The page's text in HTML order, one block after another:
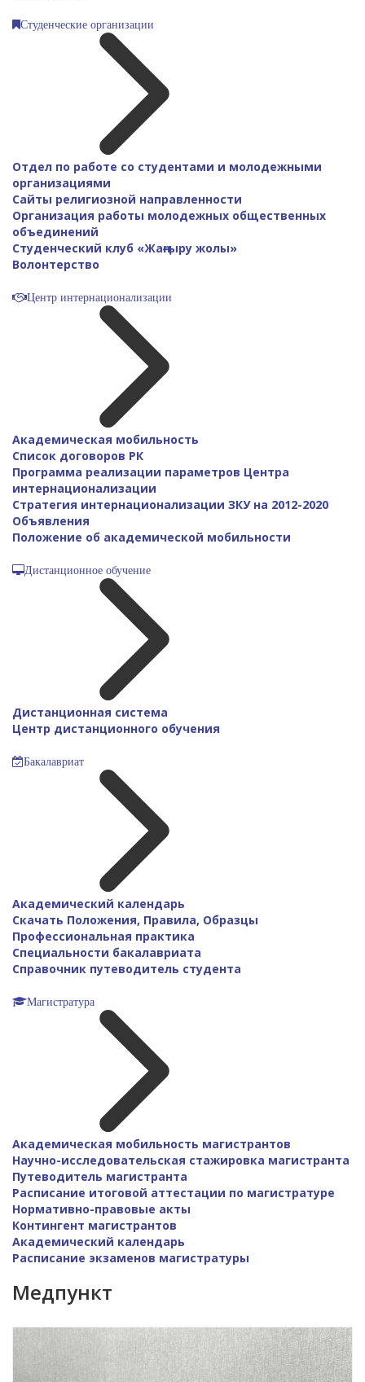
Студенческие организации
Отдел по работе со студентами и молодежными
организациями
Сайты религиозной направленности
Организация работы молодежных общественных
объединений
Студенческий клуб «Жаңғыру жолы»
Волонтерство
Центр интернационализации
Академическая мобильность
Список договоров РК
Программа реализации параметров Центра
интернационализации
Стратегия интернационализации ЗКУ на 2012-2020
Объявления
Положение об академической мобильности
Дистанционное обучение
Дистанционная система
Центр дистанционного обучения
Бакалавриат
Академический календарь
Скачать Положения, Правила, Образцы
Профессиональная практика
Специальности бакалавриата
Справочник путеводитель студента
Магистратура
Академическая мобильность магистрантов
Научно-исследовательская стажировка магистранта
Путеводитель магистранта
Расписание итоговой аттестации по магистратуре
Нормативно-правовые акты
Контингент магистрантов
Академический календарь
Расписание экзаменов магистратуры
Медпункт